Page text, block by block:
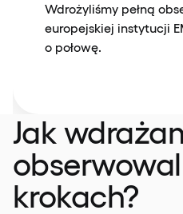
Wdrożyliśmy pełną
europejskiej instytucji
o połowę.
Jak
krokach?